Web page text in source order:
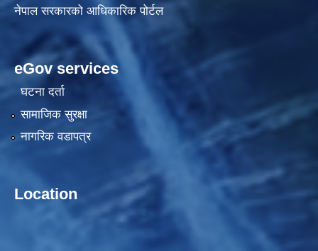
नेपाल सरकारको आधिकारिक पोर्टल
eGov services
घटना दर्ता
सामाजिक सुरक्षा
नागरिक वडापत्र
Location